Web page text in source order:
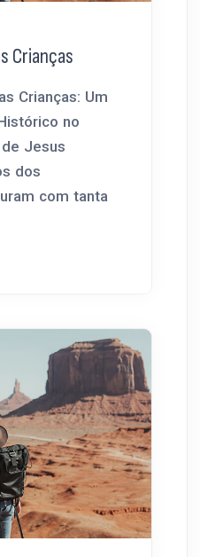
Crianças
Crianças: Um
no
Jesus
dos
com tanta